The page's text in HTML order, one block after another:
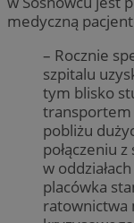
medyczną
– Rocznie
szpitalu
tym blisko
transportem
pobliżu
połączeniu
w
placówka
ratownictwa